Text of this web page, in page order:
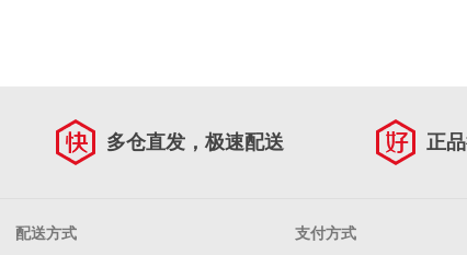
多仓直发，极速配送 正
配送方式 支付方式